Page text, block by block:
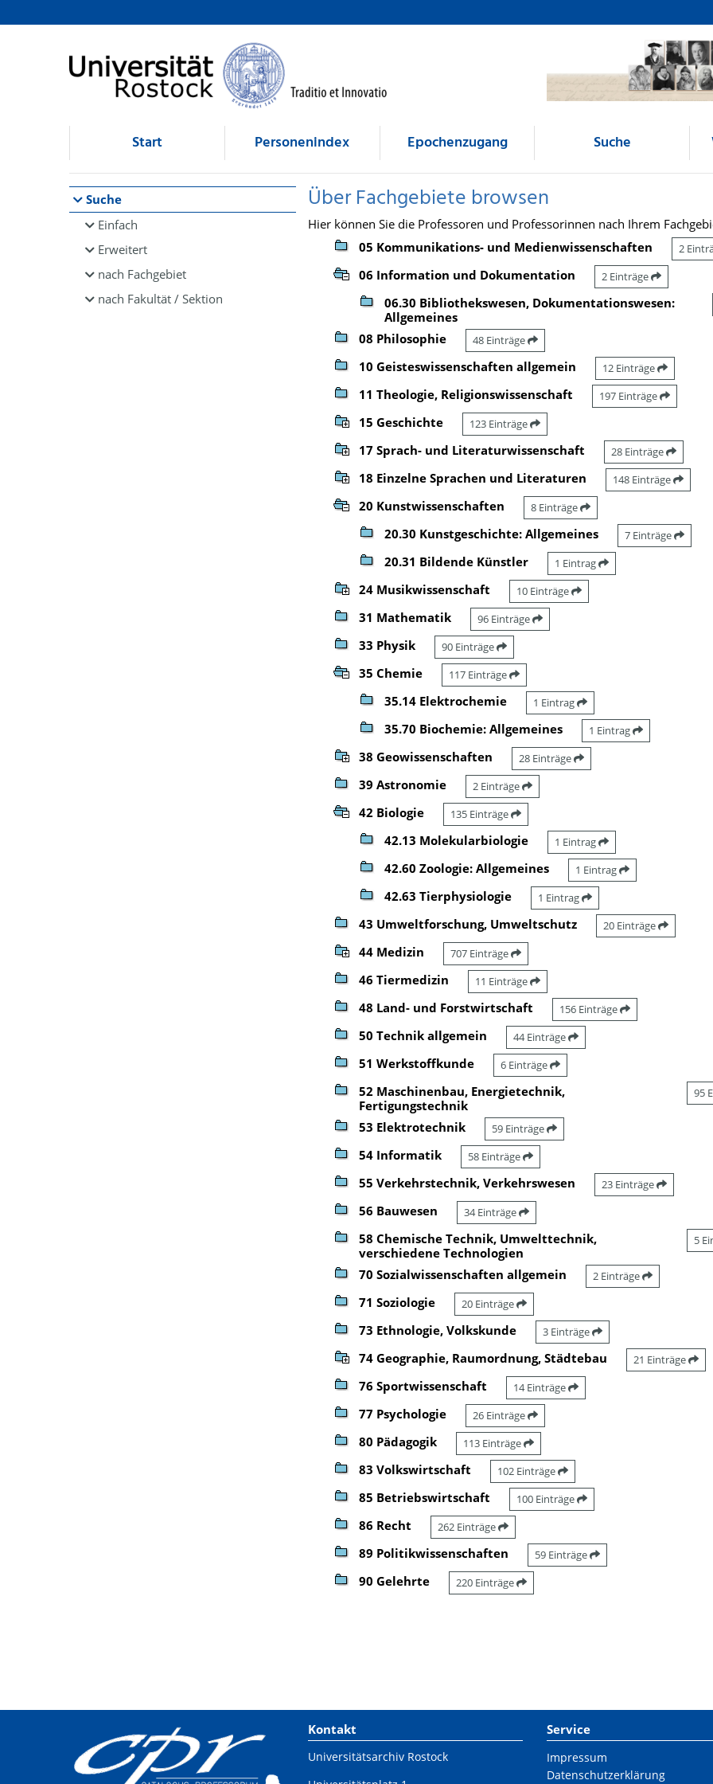
Browsen
direkt zum Inhalt
Start Personenindex Epochenzugang Suche
Suche
Einfach
Erweitert
nach Fachgebiet
nach Fakultät / Sektion
Über Fachgebiete browsen
Hier können Sie die Professoren und Professorinnen nach Ihrem
05 Kommunikations- und Medienwissenschaften
2
06 Information und Dokumentation 2 Einträge
06.30 Bibliothekswesen, Dokumentationswesen:
Allgemeines
08 Philosophie 48 Einträge
10 Geisteswissenschaften allgemein 12 Einträge
11 Theologie, Religionswissenschaft 197 Einträge
15 Geschichte 123 Einträge
17 Sprach- und Literaturwissenschaft 28 Einträge
18 Einzelne Sprachen und Literaturen 148 Einträge
20 Kunstwissenschaften 8 Einträge
20.30 Kunstgeschichte: Allgemeines 7 Einträge
20.31 Bildende Künstler 1 Eintrag
24 Musikwissenschaft 10 Einträge
31 Mathematik 96 Einträge
33 Physik 90 Einträge
35 Chemie 117 Einträge
35.14 Elektrochemie 1 Eintrag
35.70 Biochemie: Allgemeines 1 Eintrag
38 Geowissenschaften 28 Einträge
39 Astronomie 2 Einträge
42 Biologie 135 Einträge
42.13 Molekularbiologie 1 Eintrag
42.60 Zoologie: Allgemeines 1 Eintrag
42.63 Tierphysiologie 1 Eintrag
43 Umweltforschung, Umweltschutz 20 Einträge
44 Medizin 707 Einträge
46 Tiermedizin 11 Einträge
48 Land- und Forstwirtschaft 156 Einträge
50 Technik allgemein 44 Einträge
51 Werkstoffkunde 6 Einträge
52 Maschinenbau, Energietechnik,
Fertigungstechnik
95
53 Elektrotechnik 59 Einträge
54 Informatik 58 Einträge
55 Verkehrstechnik, Verkehrswesen 23 Einträge
56 Bauwesen 34 Einträge
58 Chemische Technik, Umwelttechnik,
verschiedene Technologien
5
70 Sozialwissenschaften allgemein 2 Einträge
71 Soziologie 20 Einträge
73 Ethnologie, Volkskunde 3 Einträge
74 Geographie, Raumordnung, Städtebau 21 Einträge
76 Sportwissenschaft 14 Einträge
77 Psychologie 26 Einträge
80 Pädagogik 113 Einträge
83 Volkswirtschaft 102 Einträge
85 Betriebswirtschaft 100 Einträge
86 Recht 262 Einträge
89 Politikwissenschaften 59 Einträge
90 Gelehrte 220 Einträge
Kontakt
Universitätsarchiv Rostock
Service
Impressum
Datenschutzerklärung